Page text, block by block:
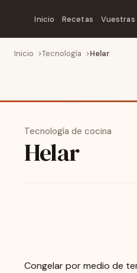
Inicio Recetas Vuestras
Inicio Tecnología Helar
Tecnología de cocina
Helar
Congelar por medio de